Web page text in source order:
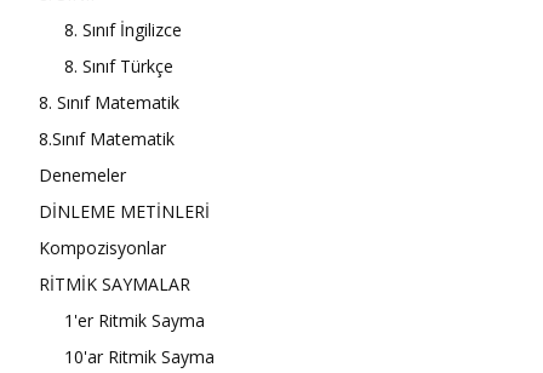
8. Sınıf İngilizce
8. Sınıf Türkçe
8. Sınıf Matematik
8.Sınıf Matematik
Denemeler
DİNLEME METİNLERİ
Kompozisyonlar
RİTMİK SAYMALAR
1'er Ritmik Sayma
10'ar Ritmik Sayma